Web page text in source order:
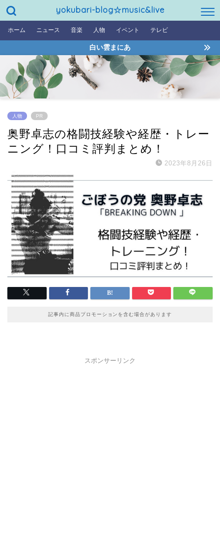
yokubari-blog☆music&live
ホーム ニュース 音楽 人物 イベント テレビ
白い雲まにあ
人物 PR
奥野卓志の格闘技経験や経歴・トレー
ニング！口コミ評判まとめ！
2023年8月26日
記事内に商品プロモーションを含む場合があります
スポンサーリンク